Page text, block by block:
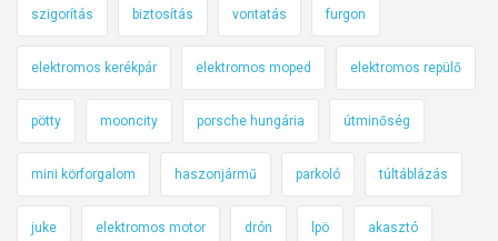
szigorítás biztosítás vontatás furgon
elektromos kerékpár elektromos moped elektromos repülő
pötty mooncity porsche hungária útminőség
mini körforgalom haszonjármű parkoló túltáblázás
juke elektromos motor drón lpö akasztó